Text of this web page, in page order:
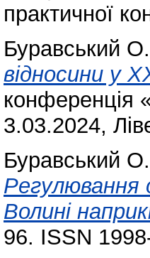
практичної
Буравський
відносини у
конференція
3.03.2024,
Буравський
Регулювання
Волині
96. ISSN